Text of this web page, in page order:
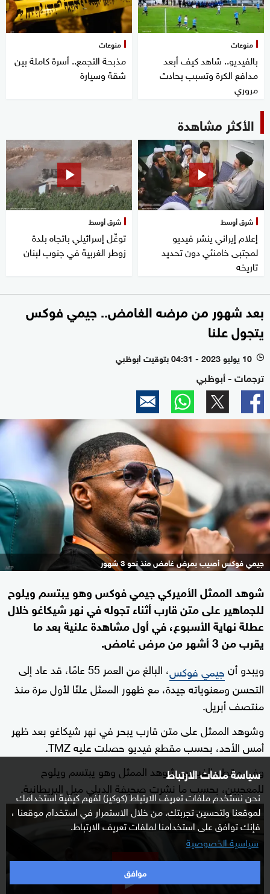
سياسة ملفات الارتباط
نحن نستخدم ملفات تعريف الارتباط (كوكيز) لفهم كيفية استخدامك
لموقعنا ولتحسين تجربتك. من خلال الاستمرار في استخدام موقعنا ،
فإنك توافق على استخدامنا لملفات تعريف الارتباط.
سياسية الخصوصية
موافق
منوعات
بالفيديو.. شاهد كيف أبعد
مدافع الكرة وتسبب بحادث
مروري
منوعات
مذبحة التجمع.. أسرة كاملة بين
شقة وسيارة
الأكثر مشاهدة
شرق أوسط
إعلام إيراني ينشر فيديو
لمجتبى خامنئي دون تحديد
تاريخه
شرق أوسط
توغّل إسرائيلي باتجاه بلدة
زوطر الغربية في جنوب لبنان
بعد شهور من مرضه الغامض.. جيمي فوكس
يتجول علنا
l 10 يوليو 2023 - 04:31 بتوقيت أبوظبي
ترجمات - أبوظبي
جيمي فوكس أصيب بمرض غامض منذ نحو 3 شهور
شوهد الممثل الأميركي جيمي فوكس وهو يبتسم ويلوح
للجماهير على متن قارب أثناء تجوله في نهر شيكاغو خلال
عطلة نهاية الأسبوع، في أول مشاهدة علنية بعد ما
يقرب من 3 أشهر من مرض غامض.
ويبدو أنجيمي فوكس
، البالغ من العمر 55 عامًا، قد عاد إلى
التحسن ومعنوياته جيدة، مع ظهور الممثل علنًا لأول مرة منذ
منتصف أبريل.
وشوهد الممثل على متن قارب يبحر في نهر شيكاغو بعد ظهر
أمس الأحد، بحسب مقطع فيديو حصلت عليه TMZ.
وفي مقطع الفيديو، شوهد الممثل وهو يبتسم ويلوح
للمعجبين، بحسب ما نشرت صحيفة الديلي ميل البريطانية.
37